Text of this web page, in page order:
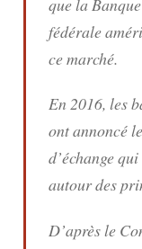
que la
fédérale
ce marché.
En 2016, les
ont annoncé
d’échange
autour des
D’après le